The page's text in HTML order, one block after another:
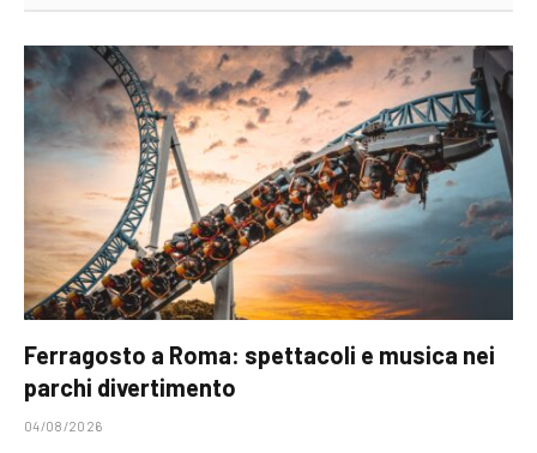
Ferragosto a Roma: spettacoli e musica nei
parchi divertimento
04/08/2026